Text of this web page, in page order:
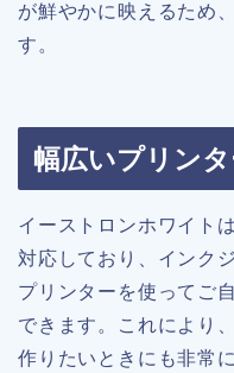
が鮮やかに映えるため
す。
幅広いプリン
イーストロンホワイト
対応しており、インク
プリンターを使ってご
できます。これにより
作りたいときにも非常